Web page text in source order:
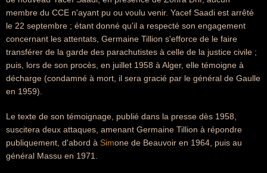
membre du CCE n'ayant pu ou voulu venir. Yacef Saadi est arrêté
le 22 septembre ; étant donné qu'il a respecté son engagement
concernant les attentats, Germaine Tillion s'efforce de le faire
transférer de la garde des parachutistes à celle de la justice civile ;
puis, lors de son procès, en juillet 1958 à Alger, elle témoigne à
décharge (condamné à mort, il sera gracié par le général de Gaulle
en 1959).
Le texte de son témoignage, publié dans la presse dès 1958,
suscitera deux attaques, amenant Germaine Tillion à répondre
publiquement, d'abord à Simone de Beauvoir en 1964, puis au
général Massu en 1971.